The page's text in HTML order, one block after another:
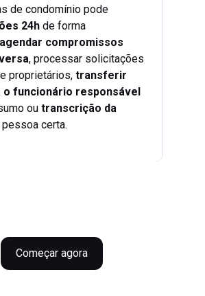
de condomínio pode
24h de forma
agendar compromissos
, processar solicitações
proprietários,transferir
o funcionário responsável
outranscrição da
pessoa certa.
Começar agora